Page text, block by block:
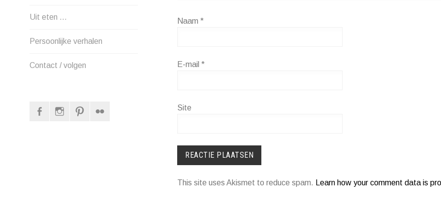
Uit eten …
Persoonlijke verhalen
Contact / volgen
FacebookInstagram
Naam *
E-mail *
Site
This site uses Akismet to reduce spam. Learn how your comment data is